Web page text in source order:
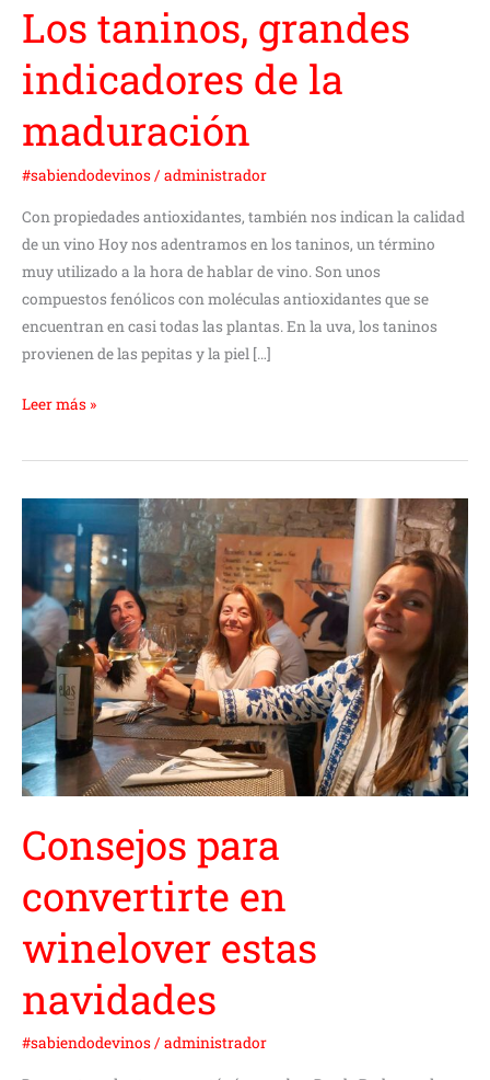
Los taninos, grandes
indicadores de la
maduración
#sabiendodevinos/ administrador
Con propiedades antioxidantes, también nos indican la calidad
de un vino Hoy nos adentramos en los taninos, un término
muy utilizado a la hora de hablar de vino. Son unos
compuestos fenólicos con moléculas antioxidantes que se
encuentran en casi todas las plantas. En la uva, los taninos
provienen de las pepitas y la piel […]
Leer más »
Consejos para
convertirte en
winelover estas
navidades
#sabiendodevinos/ administrador
para
convertirte
en
winelover
estas
navidades